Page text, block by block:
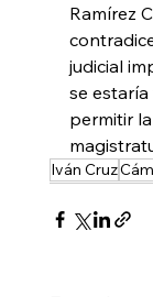
Ramírez
judicial
se
permitir
Iván Cruz